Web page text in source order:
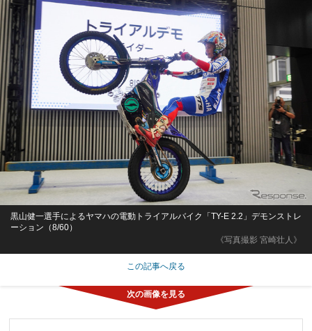
《写真撮影 宮崎壮人》
黒山健一選手によるヤマハの電動トライアルバイク「TY-E 2.2」デモンストレ
ーション（8/60）
この記事へ戻る